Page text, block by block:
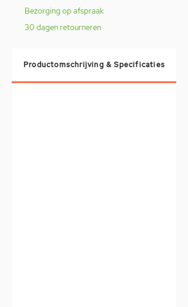
Bezorging op afspraak
30 dagen retourneren
Productomschrijving & Specificaties